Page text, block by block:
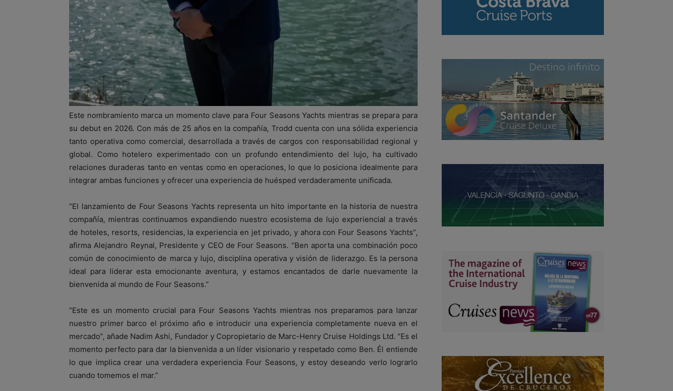
Este nombramiento marca un momento clave para Four Seasons Yachts mientras se prepara para
su debut en 2026. Con más de 25 años en la compañía, Trodd cuenta con una sólida experiencia
tanto operativa como comercial, desarrollada a través de cargos con responsabilidad regional y
global. Como hotelero experimentado con un profundo entendimiento del lujo, ha cultivado
relaciones duraderas tanto en ventas como en operaciones, lo que lo posiciona idealmente para
integrar ambas funciones y ofrecer una experiencia de huésped verdaderamente unificada.
“El lanzamiento de Four Seasons Yachts representa un hito importante en la historia de nuestra
compañía, mientras continuamos expandiendo nuestro ecosistema de lujo experiencial a través
de hoteles, resorts, residencias, la experiencia en jet privado, y ahora con Four Seasons Yachts”,
afirma Alejandro Reynal, Presidente y CEO de Four Seasons. “Ben aporta una combinación poco
común de conocimiento de marca y lujo, disciplina operativa y visión de liderazgo. Es la persona
ideal para liderar esta emocionante aventura, y estamos encantados de darle nuevamente la
bienvenida al mundo de Four Seasons.”
“Este es un momento crucial para Four Seasons Yachts mientras nos preparamos para lanzar
nuestro primer barco el próximo año e introducir una experiencia completamente nueva en el
mercado”, añade Nadim Ashi, Fundador y Copropietario de Marc-Henry Cruise Holdings Ltd. “Es el
momento perfecto para dar la bienvenida a un líder visionario y respetado como Ben. Él entiende
lo que implica crear una verdadera experiencia Four Seasons, y estoy deseando verlo lograrlo
cuando tomemos el mar.”